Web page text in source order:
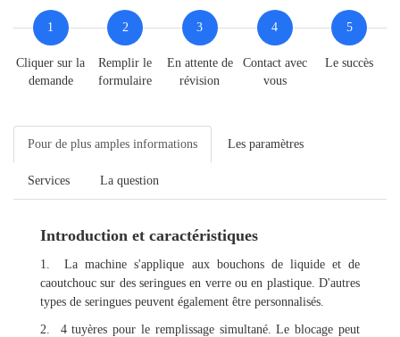
1
Cliquer sur la
demande
2
Remplir le
formulaire
3
En attente de
révision
4
Contact avec
vous
5
Le succès
Pour de plus amples informations Les paramètres
Services La question
Introduction et caractéristiques
1. La machine s'applique aux bouchons de liquide et de
caoutchouc sur des seringues en verre ou en plastique. D'autres
types de seringues peuvent également être personnalisés.
2. 4 tuyères pour le remplissage simultané. Le blocage peut